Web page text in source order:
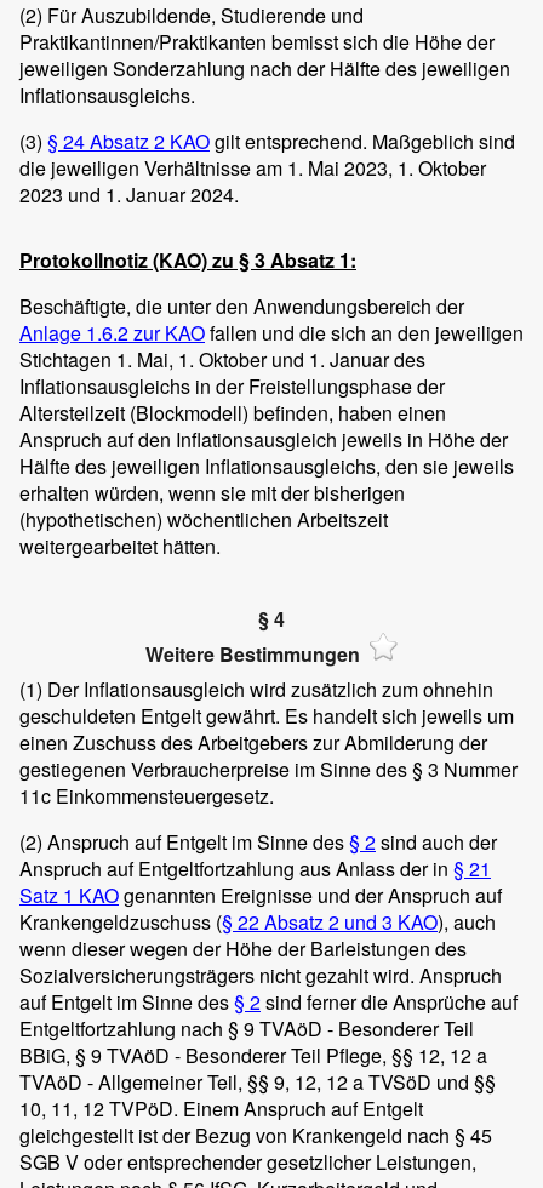
(2) Für Auszubildende, Studierende und
Praktikantinnen/Praktikanten bemisst sich die Höhe der
jeweiligen Sonderzahlung nach der Hälfte des jeweiligen
Inflationsausgleichs.
(3) § 24 Absatz 2 KAOgilt entsprechend. Maßgeblich sind
die jeweiligen Verhältnisse am 1. Mai 2023, 1. Oktober
2023 und 1. Januar 2024.
Protokollnotiz (KAO) zu § 3 Absatz 1:
Beschäftigte, die unter den Anwendungsbereich der
Anlage 1.6.2 zur KAOfallen und die sich an den jeweiligen
Stichtagen 1. Mai, 1. Oktober und 1. Januar des
Inflationsausgleichs in der Freistellungsphase der
Altersteilzeit (Blockmodell) befinden, haben einen
Anspruch auf den Inflationsausgleich jeweils in Höhe der
Hälfte des jeweiligen Inflationsausgleichs, den sie jeweils
erhalten würden, wenn sie mit der bisherigen
(hypothetischen) wöchentlichen Arbeitszeit
weitergearbeitet hätten.
§ 4
Weitere Bestimmungen
(1) Der Inflationsausgleich wird zusätzlich zum ohnehin
geschuldeten Entgelt gewährt. Es handelt sich jeweils um
einen Zuschuss des Arbeitgebers zur Abmilderung der
gestiegenen Verbraucherpreise im Sinne des § 3 Nummer
11c Einkommensteuergesetz.
(2) Anspruch auf Entgelt im Sinne des§ 2sind auch der
Anspruch auf Entgeltfortzahlung aus Anlass der in § 21
Satz 1 KAOgenannten Ereignisse und der Anspruch auf
Krankengeldzuschuss (§ 22 Absatz 2 und 3 KAO), auch
wenn dieser wegen der Höhe der Barleistungen des
Sozialversicherungsträgers nicht gezahlt wird. Anspruch
auf Entgelt im Sinne des§ 2sind ferner die Ansprüche auf
Entgeltfortzahlung nach § 9 TVAöD - Besonderer Teil
BBiG, § 9 TVAöD - Besonderer Teil Pflege, §§ 12, 12 a
TVAöD - Allgemeiner Teil, §§ 9, 12, 12 a TVSöD und §§
10, 11, 12 TVPöD. Einem Anspruch auf Entgelt
gleichgestellt ist der Bezug von Krankengeld nach § 45
SGB V oder entsprechender gesetzlicher Leistungen,